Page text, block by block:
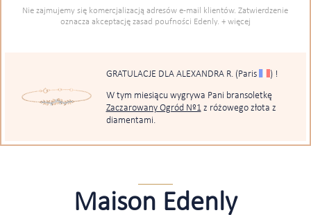
Nie zajmujemy się komercjalizacją adresów e-mail klientów. Zatwierdzenie
oznacza akceptację zasad poufności Edenly. + więcej
GRATULACJE DLA ALEXANDRA R. (Paris )!
W tym miesiącu wygrywa Pani bransoletkę
Zaczarowany Ogród Nº1z różowego złota z
diamentami.
Maison Edenly